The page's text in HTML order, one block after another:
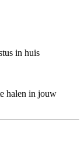
in huis
halen in jouw